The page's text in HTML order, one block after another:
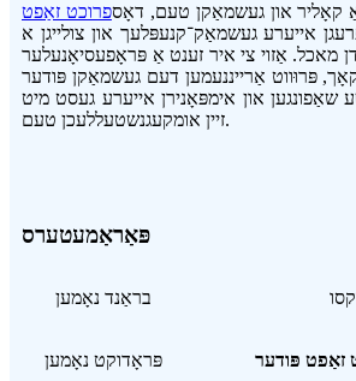
קאָליר און געשמאַקן טעם, דאָספרוכט זאַפט
אייערע געשמאַק־קנעפּלעך און צולייגן א
מאכל. אַזוי צי איר זענט אַ פּראָפעסיאָנעלער
פּרוּווט אַרייננעמען דעם געשמאַקן פּודער
שאַפונגען און אימפּאָנירן אייערע געסט מיט
זיין אומקעגנשטעללעכן טעם.
פּאַראַמעטערס
בראַנד נאָמען
פּראָדוקט נאָמען זאַפט פּודער